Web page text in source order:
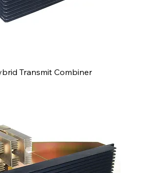
Transmit Combiner